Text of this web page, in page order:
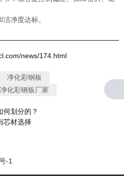
净度达标。
news/174.html
净化彩钢板
化彩钢板厂家
何划分的？
芯材选择
-1